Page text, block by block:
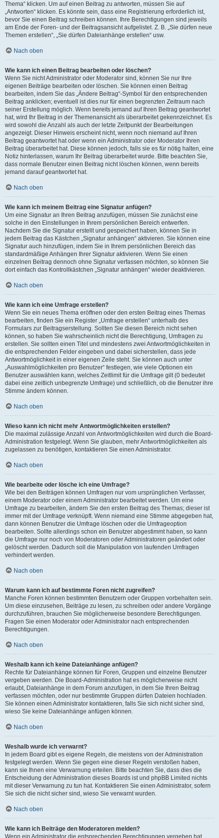
Thema“ klicken. Um auf einen Beitrag zu antworten, müssen Sie auf
„Antworten“ klicken. Es könnte sein, dass eine Registrierung erforderlich ist,
bevor Sie einen Beitrag schreiben können. Ihre Berechtigungen sind jeweils
am Ende der Foren- und der Beitragsansicht aufgelistet. Z. B. „Sie dürfen neue
Themen erstellen“, „Sie dürfen Dateianhänge erstellen“ usw.
Nach oben
Wie kann ich einen Beitrag bearbeiten oder löschen?
Wenn Sie nicht Administrator oder Moderator sind, können Sie nur Ihre
eigenen Beiträge bearbeiten oder löschen. Sie können einen Beitrag
bearbeiten, indem Sie das „Ändere Beitrag“-Symbol für den entsprechenden
Beitrag anklicken; eventuell ist dies nur für einen begrenzten Zeitraum nach
seiner Erstellung möglich. Wenn bereits jemand auf Ihren Beitrag geantwortet
hat, wird Ihr Beitrag in der Themenansicht als überarbeitet gekennzeichnet. Es
wird sowohl die Anzahl als auch der letzte Zeitpunkt der Bearbeitungen
angezeigt. Dieser Hinweis erscheint nicht, wenn noch niemand auf Ihren
Beitrag geantwortet hat oder wenn ein Administrator oder Moderator Ihren
Beitrag überarbeitet hat. Diese können jedoch, falls sie es für nötig halten, eine
Notiz hinterlassen, warum Ihr Beitrag überarbeitet wurde. Bitte beachten Sie,
dass normale Benutzer einen Beitrag nicht löschen können, wenn bereits
jemand darauf geantwortet hat.
Nach oben
Wie kann ich meinem Beitrag eine Signatur anfügen?
Um eine Signatur an Ihren Beitrag anzufügen, müssen Sie zunächst eine
solche in den Einstellungen in Ihrem persönlichen Bereich entwerfen.
Nachdem Sie die Signatur erstellt und gespeichert haben, können Sie in
jedem Beitrag das Kästchen „Signatur anhängen“ aktivieren. Sie können eine
Signatur auch hinzufügen, indem Sie in Ihrem persönlichen Bereich das
standardmäßige Anhängen Ihrer Signatur aktivieren. Wenn Sie einen
einzelnen Beitrag dennoch ohne Signatur verfassen möchten, so können Sie
dort einfach das Kontrollkästchen „Signatur anhängen“ wieder deaktivieren.
Nach oben
Wie kann ich eine Umfrage erstellen?
Wenn Sie ein neues Thema eröffnen oder den ersten Beitrag eines Themas
bearbeiten, finden Sie ein Register „Umfrage erstellen“ unterhalb des
Formulars zur Beitragserstellung. Sollten Sie diesen Bereich nicht sehen
können, so haben Sie wahrscheinlich nicht die Berechtigung, Umfragen zu
erstellen. Sie sollten einen Titel und mindestens zwei Antwortmöglichkeiten in
die entsprechenden Felder eingeben und dabei sicherstellen, dass jede
Antwortmöglichkeit in einer eigenen Zeile steht. Sie können auch unter
„Auswahlmöglichkeiten pro Benutzer“ festlegen, wie viele Optionen ein
Benutzer auswählen kann, welches Zeitlimit für die Umfrage gilt (0 bedeutet
dabei eine zeitlich unbegrenzte Umfrage) und schließlich, ob die Benutzer ihre
Stimme ändern können.
Nach oben
Wieso kann ich nicht mehr Antwortmöglichkeiten erstellen?
Die maximal zulässige Anzahl von Antwortmöglichkeiten wird durch die Board-
Administration festgelegt. Wenn Sie glauben, mehr Antwortmöglichkeiten als
zugelassen zu benötigen, kontaktieren Sie einen Administrator.
Nach oben
Wie bearbeite oder lösche ich eine Umfrage?
Wie bei den Beiträgen können Umfragen nur vom ursprünglichen Verfasser,
einem Moderator oder einem Administrator bearbeitet werden. Um eine
Umfrage zu bearbeiten, ändern Sie den ersten Beitrag des Themas; dieser ist
immer mit der Umfrage verknüpft. Wenn niemand eine Stimme abgegeben hat,
dann können Benutzer die Umfrage löschen oder die Umfrageoption
bearbeiten. Sollte allerdings schon ein Benutzer abgestimmt haben, so kann
die Umfrage nur noch von Moderatoren oder Administratoren geändert oder
gelöscht werden. Dadurch soll die Manipulation von laufenden Umfragen
verhindert werden.
Nach oben
Warum kann ich auf bestimmte Foren nicht zugreifen?
Manche Foren können bestimmten Benutzern oder Gruppen vorbehalten sein.
Um diese einzusehen, Beiträge zu lesen, zu schreiben oder andere Vorgänge
durchzuführen, brauchen Sie möglicherweise besondere Berechtigungen.
Fragen Sie einen Moderator oder Administrator nach entsprechenden
Berechtigungen.
Nach oben
Weshalb kann ich keine Dateianhänge anfügen?
Rechte für Dateianhänge können für Foren, Gruppen und einzelne Benutzer
vergeben werden. Die Board-Administration hat es möglicherweise nicht
erlaubt, Dateianhänge in dem Forum anzufügen, in dem Sie Ihren Beitrag
verfassen möchten, oder nur bestimmte Gruppen dürfen Dateien hochladen.
Sie können einen Administrator kontaktieren, falls Sie sich nicht sicher sind,
wieso Sie keine Dateianhänge anfügen können.
Nach oben
Weshalb wurde ich verwarnt?
In jedem Board gibt es eigene Regeln, die meistens von der Administration
festgelegt werden. Wenn Sie gegen eine dieser Regeln verstoßen haben,
kann sie Ihnen eine Verwarnung erteilen. Bitte beachten Sie, dass dies die
Entscheidung der Administration dieses Boards ist und phpBB Limited nichts
mit dieser Verwarnung zu tun hat. Kontaktieren Sie einen Administrator, sofern
Sie sich die nicht sicher sind, wieso Sie verwarnt wurden.
Nach oben
Wie kann ich Beiträge den Moderatoren melden?
Wenn ein Administrator die entsprechenden Berechtigungen vergeben hat,